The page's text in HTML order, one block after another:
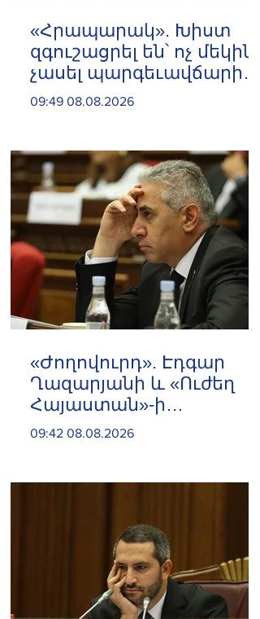
«Հրապարակ». Խիստ
զգուշացրել են՝ ոչ մեկին
չասել պարգեւավճարի
չափը, սպառնացել
09:49 08.08.2026
«Ժողովուրդ». Էդգար
Ղազարյանի և «Ուժեղ
Հայաստան»-ի
հարաբերությունները
09:42 08.08.2026